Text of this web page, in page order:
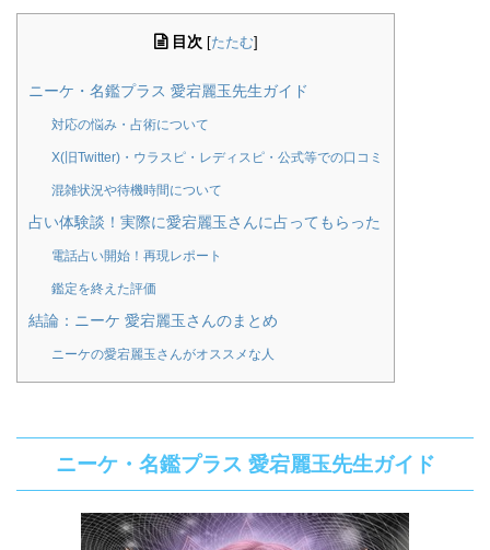
目次 たたむ
ニーケ・名鑑プラス 愛宕麗玉先生ガイド
対応の悩み・占術について
X(旧Twitter)・ウラスピ・レディスピ・公式等での口コミ
混雑状況や待機時間について
占い体験談！実際に愛宕麗玉さんに占ってもらった
電話占い開始！再現レポート
鑑定を終えた評価
結論：ニーケ 愛宕麗玉さんのまとめ
ニーケの愛宕麗玉さんがオススメな人
ニーケ・名鑑プラス 愛宕麗玉先生ガイド